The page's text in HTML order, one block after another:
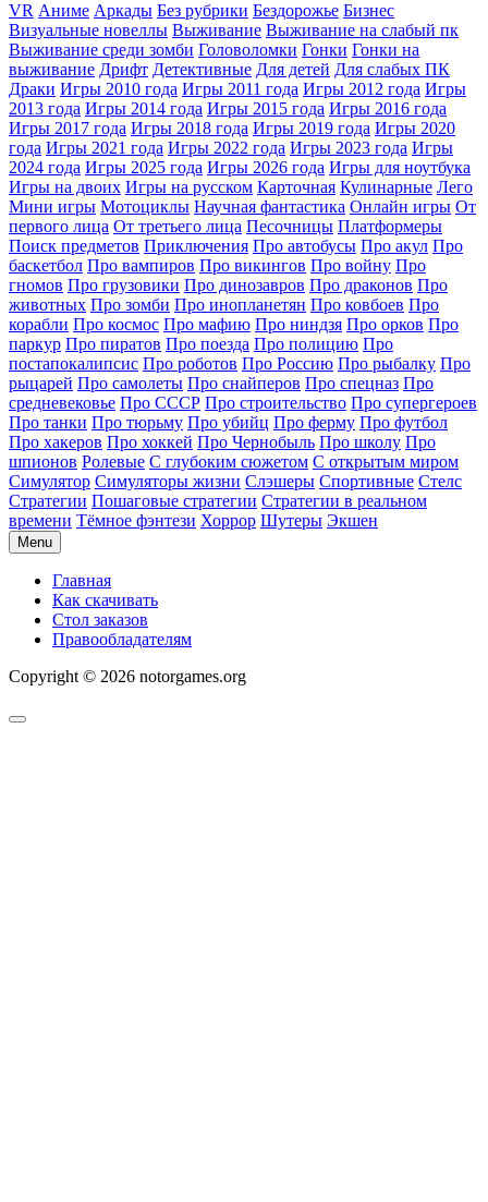
VR Аниме Аркады Без рубрики Бездорожье Бизнес
Визуальные новеллы Выживание Выживание на слабый пк
Выживание среди зомби Головоломки Гонки Гонки на
выживание Дрифт Детективные Для детей Для слабых ПК
Драки Игры 2010 года Игры 2011 года Игры 2012 года Игры
2013 года Игры 2014 года Игры 2015 года Игры 2016 года
Игры 2017 года Игры 2018 года Игры 2019 года Игры 2020
года Игры 2021 года Игры 2022 года Игры 2023 года Игры
2024 года Игры 2025 года Игры 2026 года Игры для ноутбука
Игры на двоих Игры на русском Карточная Кулинарные Лего
Мини игры Мотоциклы Научная фантастика Онлайн игры От
первого лица От третьего лица Песочницы Платформеры
Поиск предметов Приключения Про автобусы Про акул Про
баскетбол Про вампиров Про викингов Про войну Про
гномов Про грузовики Про динозавров Про драконов Про
животных Про зомби Про инопланетян Про ковбоев Про
корабли Про космос Про мафию Про ниндзя Про орков Про
паркур Про пиратов Про поезда Про полицию Про
постапокалипсис Про роботов Про Россию Про рыбалку Про
рыцарей Про самолеты Про снайперов Про спецназ Про
средневековье Про СССР Про строительство Про супергероев
Про танки Про тюрьму Про убийц Про ферму Про футбол
Про хакеров Про хоккей Про Чернобыль Про школу Про
шпионов Ролевые С глубоким сюжетом С открытым миром
Симулятор Симуляторы жизни Слэшеры Спортивные Стелс
Стратегии Пошаговые стратегии Стратегии в реальном
времени Тёмное фэнтези Хоррор Шутеры Экшен
Menu
Главная
Как скачивать
Стол заказов
Правообладателям
Copyright © 2026 notorgames.org
Scroll